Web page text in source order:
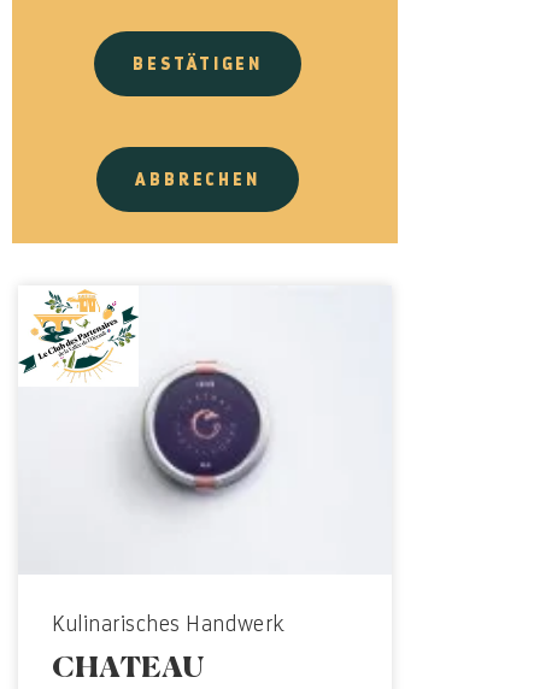
BESTÄTIGEN
ABBRECHEN
Kulinarisches Handwerk
CHATEAU